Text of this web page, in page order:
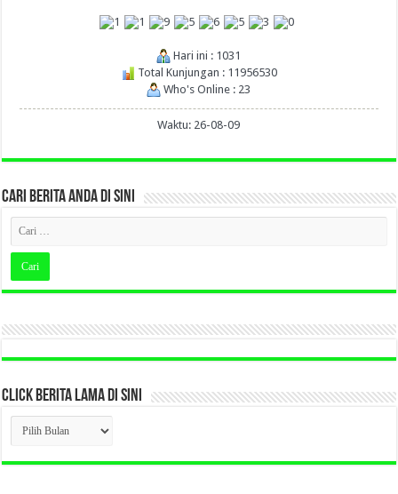
Hari ini : 1031
Total Kunjungan : 11956530
Who's Online : 23
Waktu: 26-08-09
CARI BERITA ANDA DI SINI
CLICK BERITA LAMA DI SINI
CLICK
BERITA
LAMA
DI